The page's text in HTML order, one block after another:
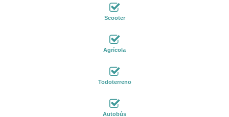
Scooter
Agrícola
Todoterreno
Autobús